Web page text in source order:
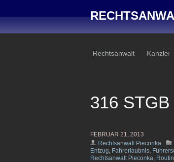
Rechtsanwalt Kanzlei
316 STGB
FEBRUAR 21, 2013
Rechtsanwalt Pieconka
Entzug, Fahrerlaubnis,
Rechtsanwalt Pieconka,